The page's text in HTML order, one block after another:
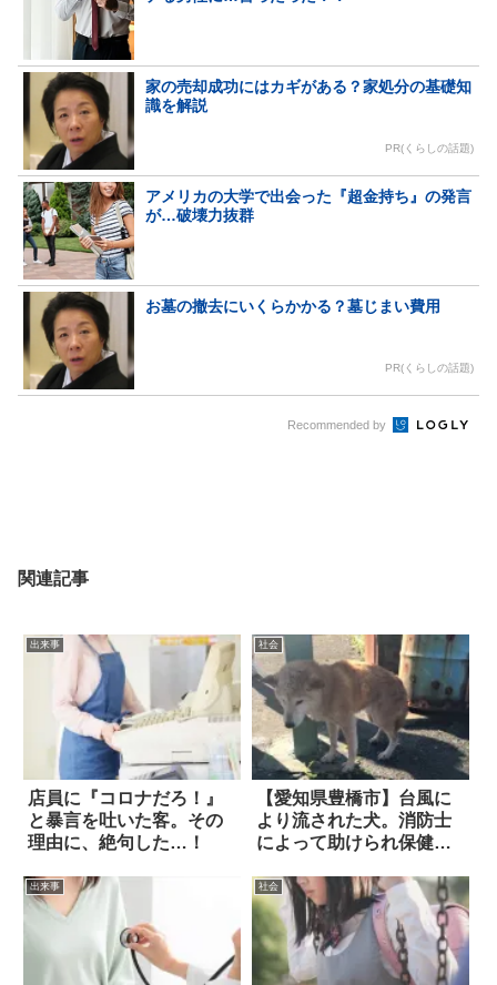
家の売却成功にはカギがある？家処分の基礎知
識を解説
PR(くらしの話題)
アメリカの大学で出会った『超金持ち』の発言
が…破壊力抜群
お墓の撤去にいくらかかる？墓じまい費用
PR(くらしの話題)
Recommended by
関連記事
出来事
店員に『コロナだろ！』
と暴言を吐いた客。その
理由に、絶句した…！
社会
【愛知県豊橋市】台風に
より流された犬。消防士
によって助けられ保健所
出来事 社会